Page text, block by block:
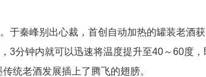
秦峰别出心裁，首创自动加热的罐装老酒
3分钟内就可以迅速将温度提升至40～60度
统老酒发展插上了腾飞的翅膀。